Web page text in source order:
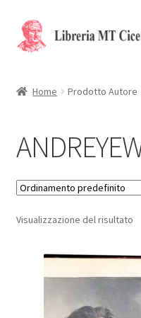
Vai
alla
Vai
al
La Storia
Contattaci
Cassa
Carrello
Home Prodotto Autore
Visualizzazione del risultato